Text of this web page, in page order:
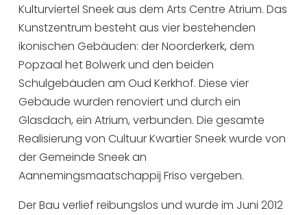
Kulturviertel Sneek aus dem Arts Centre Atrium. Das
Kunstzentrum besteht aus vier bestehenden
ikonischen Gebäuden: der Noorderkerk, dem
Popzaal het Bolwerk und den beiden
Schulgebäuden am Oud Kerkhof. Diese vier
Gebäude wurden renoviert und durch ein
Glasdach, ein Atrium, verbunden. Die gesamte
Realisierung von Cultuur Kwartier Sneek wurde von
der Gemeinde Sneek an
Aannemingsmaatschappij Friso vergeben.
Der Bau verlief reibungslos und wurde im Juni 2012